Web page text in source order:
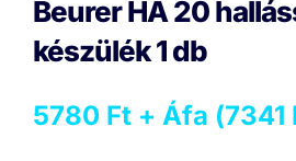
Beurer HA 20
készülék 1 db
5780 Ft + Áfa (7341